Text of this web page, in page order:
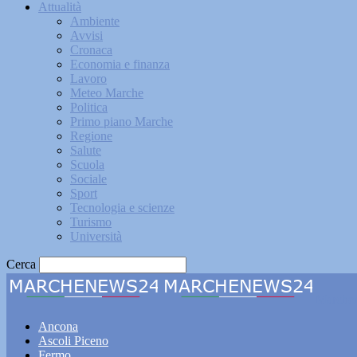
Attualità
Ambiente
Avvisi
Cronaca
Economia e finanza
Lavoro
Meteo Marche
Politica
Primo piano Marche
Regione
Salute
Scuola
Sociale
Sport
Tecnologia e scienze
Turismo
Università
Cerca
Ancona
Ascoli Piceno